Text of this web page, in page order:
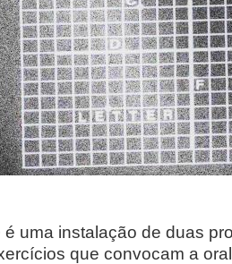
é uma instalação de duas
que convocam a